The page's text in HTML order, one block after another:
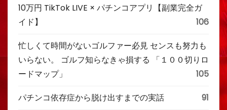
10万円 TikTok LIVE × パチンコアプリ【副業完全ガ
イド】
106
忙しくて時間がないゴルファー必見 センスも努力も
いらない。 ゴルフ知らなきゃ損する 「１００切りロ
ードマップ」
105
パチンコ依存症から脱け出すまでの実話 91